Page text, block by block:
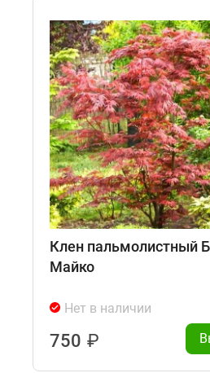
Клен пальмолистный
Майко
Нет в наличии
750 ₽